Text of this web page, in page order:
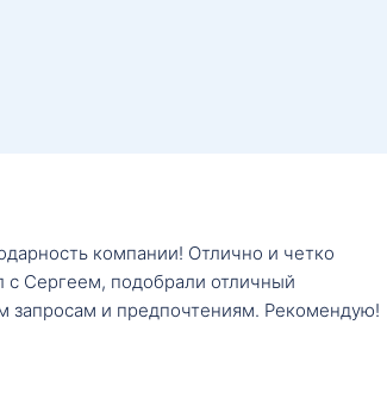
компании! Отлично и четко
с Сергеем, подобрали отличный
запросам и предпочтениям. Рекомендую!